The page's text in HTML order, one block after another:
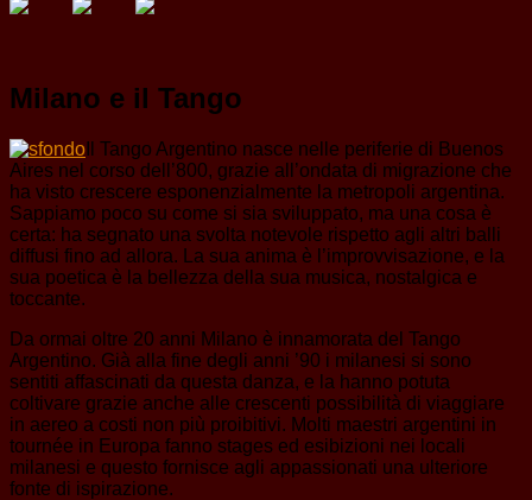
Milano e il Tango
Il Tango Argentino nasce nelle periferie di Buenos
Aires nel corso dell’800, grazie all’ondata di migrazione che
ha visto crescere esponenzialmente la metropoli argentina.
Sappiamo poco su come si sia sviluppato, ma una cosa è
certa: ha segnato una svolta notevole rispetto agli altri balli
diffusi fino ad allora. La sua anima è l’improvvisazione, e la
sua poetica è la bellezza della sua musica, nostalgica e
toccante.
Da ormai oltre 20 anni Milano è innamorata del Tango
Argentino. Già alla fine degli anni ’90 i milanesi si sono
sentiti affascinati da questa danza, e la hanno potuta
coltivare grazie anche alle crescenti possibilità di viaggiare
in aereo a costi non più proibitivi. Molti maestri argentini in
tournée in Europa fanno stages ed esibizioni nei locali
milanesi e questo fornisce agli appassionati una ulteriore
fonte di ispirazione.